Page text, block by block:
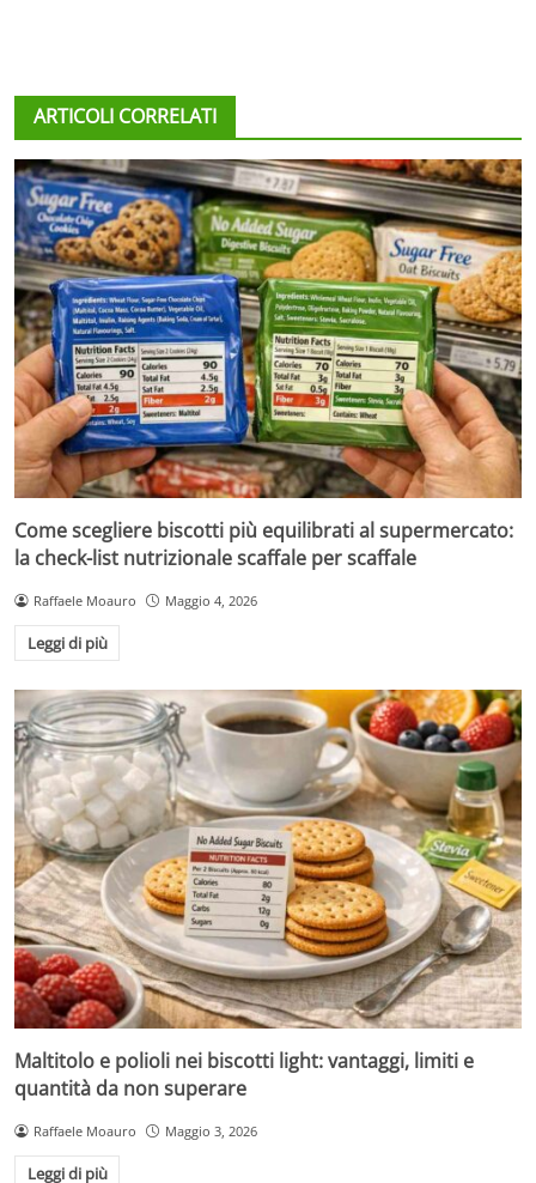
ARTICOLI CORRELATI
Come scegliere biscotti più equilibrati al supermercato:
la check-list nutrizionale scaffale per scaffale
Raffaele Moauro Maggio 4, 2026
Leggi di più
Maltitolo e polioli nei biscotti light: vantaggi, limiti e
quantità da non superare
Raffaele Moauro Maggio 3, 2026
Leggi di più